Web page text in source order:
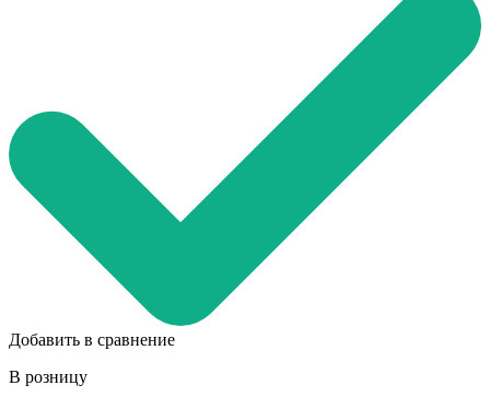
Добавить в сравнение
В розницу